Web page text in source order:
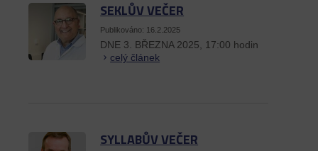
SEKLŮV VEČER
Publikováno: 16.2.2025
DNE 3. BŘEZNA 2025, 17:00 hodin
celý článek
SYLLABŮV VEČER